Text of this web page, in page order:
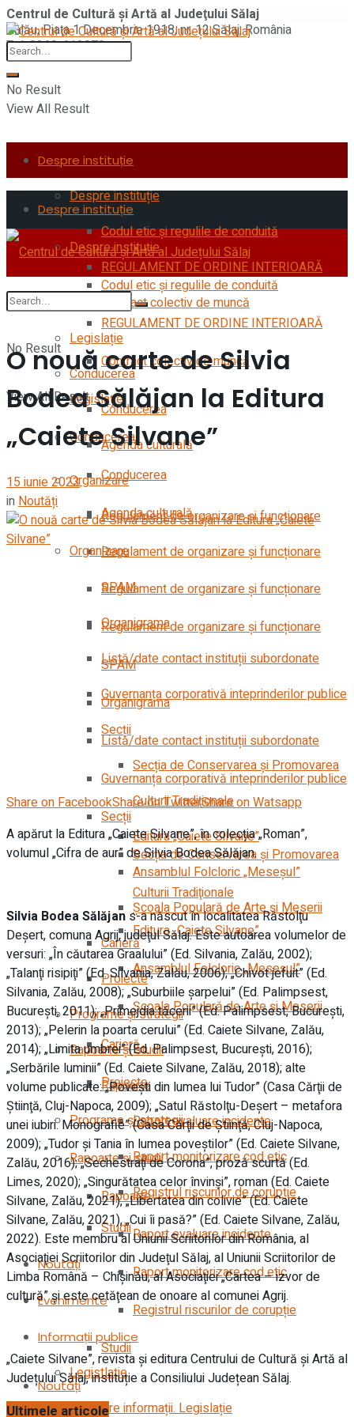
Centrul de Cultură şi Artă al Judeţului Sălaj
Zalău, Piaţa 1 Decembrie 1918, nr. 12 Sălaj, România
Tel: 0260-612870
No Result
View All Result
Despre instituție
Despre instituție
Codul etic şi regulile de conduită
REGULAMENT DE ORDINE INTERIOARĂ
Contract colectiv de muncă
Legislație
Conducerea
Conducerea
Agenda culturală
Organizare
Regulament de organizare și funcționare
Regulament de organizare și funcționare
SPAM
Organigrama
Listă/date contact instituții subordonate
Guvernanța corporativă inteprinderilor publice
Secții
Secția de Conservarea şi Promovarea
Culturii Tradiţionale
Editura „Caiete Silvane”
Ansamblul Folcloric „Meseşul”
Școala Populară de Arte și Meserii
Carieră
Proiecte
Programe și strategii
Rapoarte și studii
Rapoarte
Raport evaluare incidente
Raport monitorizare cod etic
Registrul riscurilor de corupție
Studii
Noutăți
Evenimente
Informații publice
Legistlație
Solicitare informații. Legislație
Despre instituție
Despre instituție
Codul etic şi regulile de conduită
REGULAMENT DE ORDINE INTERIOARĂ
Contract colectiv de muncă
Legislație
Conducerea
Conducerea
Agenda culturală
Organizare
Regulament de organizare și funcționare
Regulament de organizare și funcționare
SPAM
Organigrama
Listă/date contact instituții subordonate
Guvernanța corporativă inteprinderilor publice
Secții
Secția de Conservarea şi Promovarea
Culturii Tradiţionale
Editura „Caiete Silvane”
Ansamblul Folcloric „Meseşul”
Școala Populară de Arte și Meserii
Carieră
Proiecte
Programe și strategii
Rapoarte și studii
Rapoarte
Raport evaluare incidente
Raport monitorizare cod etic
Registrul riscurilor de corupție
Studii
Noutăți
No Result
View All Result
O nouă carte de Silvia
Bodea Sălăjan la Editura
„Caiete Silvane”
15 iunie 2023
inNoutăți
Share on FacebookShare on TwitterShare on Watsapp
A apărut la Editura „Caiete Silvane”, în colecția „Roman”,
volumul „Cifra de aur” de Silvia Bodea Sălăjan.
Silvia Bodea Sălăjan s-a născut în localitatea Răstolţu
Deşert, comuna Agrij, judeţul Sălaj. Este autoarea volumelor de
versuri: „În căutarea Graalului” (Ed. Silvania, Zalău, 2002);
„Talanţi risipiţi” (Ed. Silvania, Zalău, 2006); „Chivot jefuit” (Ed.
Silvania, Zalău, 2008); „Suburbiile şarpelui” (Ed. Palimpsest,
Bucureşti, 2011); „Primejdia tăcerii” (Ed. Palimpsest, Bucureşti,
2013); „Pelerin la poarta cerului” (Ed. Caiete Silvane, Zalău,
2014); „Limita umbrei” (Ed. Palimpsest, Bucureşti, 2016);
„Serbările luminii” (Ed. Caiete Silvane, Zalău, 2018); alte
volume publicate: „Poveşti din lumea lui Tudor” (Casa Cărţii de
Ştiinţă, Cluj-Napoca, 2009); „Satul Răstolţu-Deşert – metafora
unei iubiri. Monografie” (Casa Cărţii de Ştiinţă, Cluj-Napoca,
2009); „Tudor şi Tania în lumea poveştilor” (Ed. Caiete Silvane,
Zalău, 2016); „Sechestraţi de Corona”, proză scurtă (Ed.
Limes, 2020); „Singurătatea celor învinşi”, roman (Ed. Caiete
Silvane, Zalău, 2021), „Libertatea din colivie” (Ed. Caiete
Silvane, Zalău, 2021), „Cui îi pasă?” (Ed. Caiete Silvane, Zalău,
2022). Este membru al Uniunii Scriitorilor din România, al
Asociaţiei Scriitorilor din Judeţul Sălaj, al Uniunii Scriitorilor de
Limba Română – Chişinău, al Asociaţiei „Cartea – izvor de
cultură” și este cetăţean de onoare al comunei Agrij.
„Caiete Silvane”, revista și editura Centrului de Cultură și Artă al
Județului Sălaj, instituție a Consiliului Județean Sălaj.
Ultimele articole